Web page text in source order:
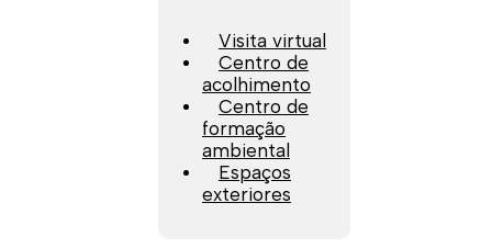
Visita virtual
Centro de
acolhimento
Centro de
formação
ambiental
Espaços
exteriores